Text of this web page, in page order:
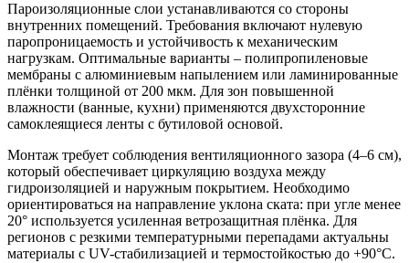
Пароизоляционные слои устанавливаются со стороны
внутренних помещений. Требования включают нулевую
паропроницаемость и устойчивость к механическим
нагрузкам. Оптимальные варианты – полипропиленовые
мембраны с алюминиевым напылением или ламинированные
плёнки толщиной от 200 мкм. Для зон повышенной
влажности (ванные, кухни) применяются двухсторонние
самоклеящиеся ленты с бутиловой основой.
Монтаж требует соблюдения вентиляционного зазора (4–6 см),
который обеспечивает циркуляцию воздуха между
гидроизоляцией и наружным покрытием. Необходимо
ориентироваться на направление уклона ската: при угле менее
20° используется усиленная ветрозащитная плёнка. Для
регионов с резкими температурными перепадами актуальны
материалы с UV-стабилизацией и термостойкостью до +90°C.